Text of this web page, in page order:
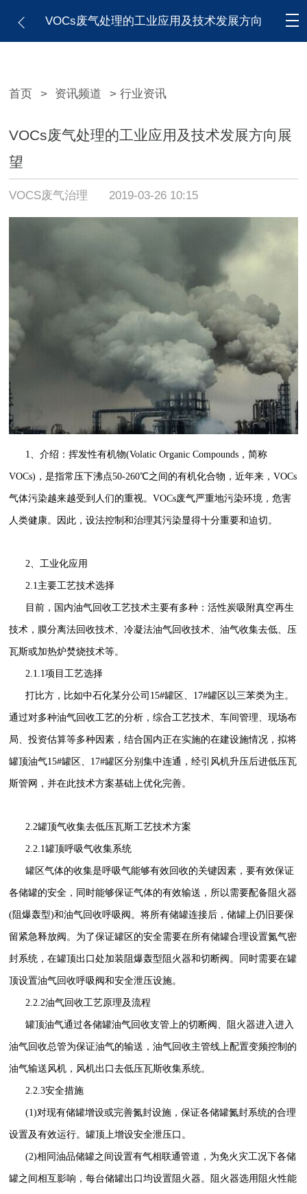
VOCs废气处理的工业应用及技术发展方向
首页 > 资讯频道 > 行业资讯
VOCs废气处理的工业应用及技术发展方向展
望
VOCS废气治理 2019-03-26 10:15
1、介绍：挥发性有机物(Volatic Organic Compounds，简称
VOCs)，是指常压下沸点50-260℃之间的有机化合物，近年来，VOCs
气体污染越来越受到人们的重视。VOCs废气严重地污染环境，危害
人类健康。因此，设法控制和治理其污染显得十分重要和迫切。
2、工业化应用
2.1主要工艺技术选择
目前，国内油气回收工艺技术主要有多种：活性炭吸附真空再生
技术，膜分离法回收技术、冷凝法油气回收技术、油气收集去低、压
瓦斯或加热炉焚烧技术等。
2.1.1项目工艺选择
打比方，比如中石化某分公司15#罐区、17#罐区以三苯类为主。
通过对多种油气回收工艺的分析，综合工艺技术、车间管理、现场布
局、投资估算等多种因素，结合国内正在实施的在建设施情况，拟将
罐顶油气15#罐区、17#罐区分别集中连通，经引风机升压后进低压瓦
斯管网，并在此技术方案基础上优化完善。
2.2罐顶气收集去低压瓦斯工艺技术方案
2.2.1罐顶呼吸气收集系统
罐区气体的收集是呼吸气能够有效回收的关键因素，要有效保证
各储罐的安全，同时能够保证气体的有效输送，所以需要配备阻火器
(阻爆轰型)和油气回收呼吸阀。将所有储罐连接后，储罐上仍旧要保
留紧急释放阀。为了保证罐区的安全需要在所有储罐合理设置氮气密
封系统，在罐顶出口处加装阻爆轰型阻火器和切断阀。同时需要在罐
顶设置油气回收呼吸阀和安全泄压设施。
2.2.2油气回收工艺原理及流程
罐顶油气通过各储罐油气回收支管上的切断阀、阻火器进入进入
油气回收总管为保证油气的输送，油气回收主管线上配置变频控制的
油气输送风机，风机出口去低压瓦斯收集系统。
2.2.3安全措施
(1)对现有储罐增设或完善氮封设施，保证各储罐氮封系统的合理
设置及有效运行。罐顶上增设安全泄压口。
(2)相同油品储罐之间设置有气相联通管道，为免火灾工况下各储
罐之间相互影响，每台储罐出口均设置阻火器。 阻火器选用阻火性能